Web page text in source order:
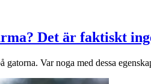
Det är faktiskt
Var noga med dessa